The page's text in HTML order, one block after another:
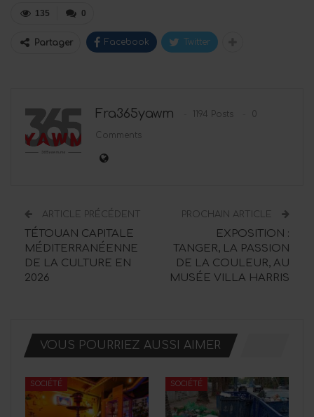
0
135
Partager Facebook Twitter
Fra365yawm 1194 Posts 0
Comments
ARTICLE PRÉCÉDENT
TÉTOUAN CAPITALE
MÉDITERRANÉENNE
DE LA CULTURE EN
2026
PROCHAIN ARTICLE
EXPOSITION :
TANGER, LA PASSION
DE LA COULEUR, AU
MUSÉE VILLA HARRIS
VOUS POURRIEZ AUSSI AIMER
SOCIÉTÉ SOCIÉTÉ